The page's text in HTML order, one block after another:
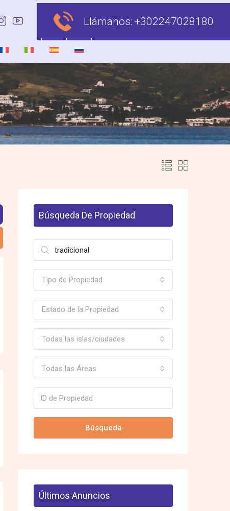
Llámanos: +302247028180
Búsqueda De Propiedad
Tipo de Propiedad
Estado de la Propiedad
Todas las islas/ciudades
Todas las Áreas
Búsqueda
Últimos Anuncios